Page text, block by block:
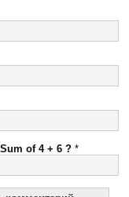
of 4 + 6 ? *